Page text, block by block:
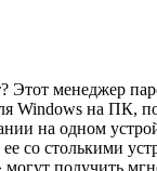
Этот менеджер
Windows на ПК,
на одном
со столькими
получить